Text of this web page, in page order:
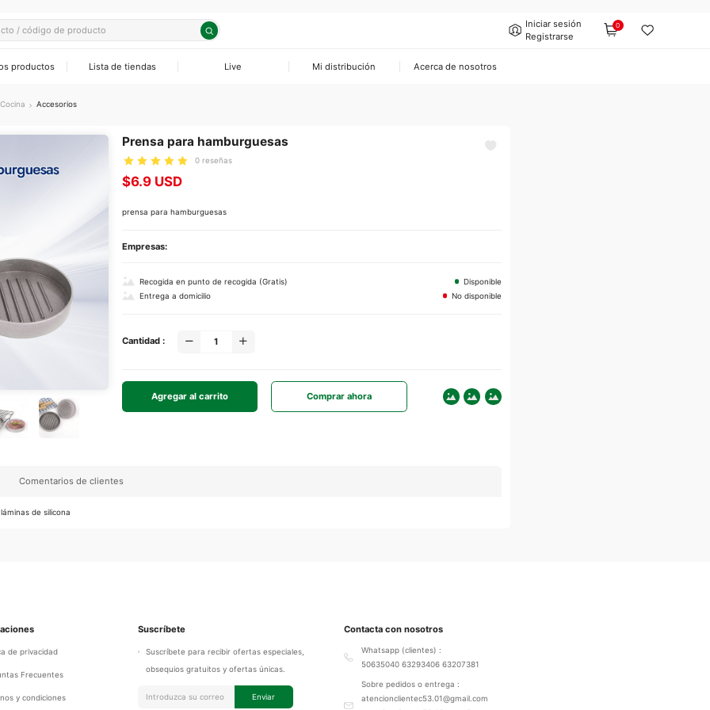
Iniciar sesión
Registrarse
0
y Componentes
Solares
productos Lista de tiendas Live Mi distribución Acerca de nosotros
Cocina Accesorios
Prensa para hamburguesas
0 reseñas
$6.9 USD
prensa para hamburguesas
Empresas:
Recogida en punto de recogida (Gratis)
Disponible
Entrega a domicilio
No disponible
Cantidad :
Agregar al carrito Comprar ahora
Comentarios de clientes
de silicona
de privacidad
Frecuentes
y condiciones
Suscríbete
Suscríbete para recibir ofertas especiales,
obsequios gratuitos y ofertas únicas.
Enviar
Contacta con nosotros
Whatsapp (clientes) :
50635040 63293406 63207381
Sobre pedidos o entrega :
atencionclientec53.01@gmail.com